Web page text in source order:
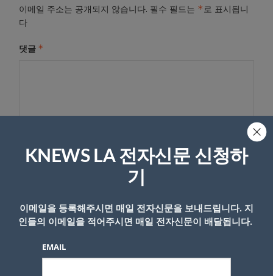
이메일 주소는 공개되지 않습니다. 필수 필드는 *로 표시됩니
다
댓글 *
KNEWS LA 전자신문 신청하
기
이메일을 등록해주시면 매일 전자신문을 보내드립니다. 지
인들의 이메일을 적어주시면 매일 전자신문이 배달됩니다.
EMAIL